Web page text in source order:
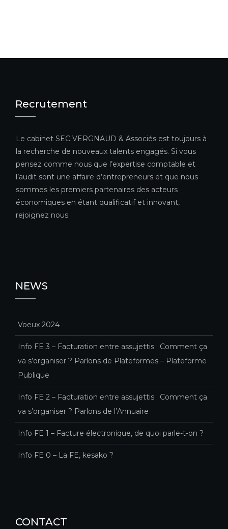
Recrutement
Le cabinet SEC VERGNAUD & Associés est toujours à
la recherche de nouveaux talents engagés. Si vous
pensez comme nous que l’expertise comptable et
l’audit sont une affaire d’entrepreneurs et que nous
sommes les premiers partenaires des acteurs
économiques en étant qualificatif et innovant,
rejoignez nous.
NEWS
Voeux 2024
Info FE 3 – Facturation entre assujettis : Comment ça
va s’organiser ? Parlons de Plateformes – Plateforme
Publique
Info FE 2 – Facturation entre assujettis : Comment ça
va s’organiser ? Parlons de l’Annuaire
Info FE 1 – Facture électronique, de quoi parle-t-on ?
Info FE 0 – La FE, kesako ?
CONTACT